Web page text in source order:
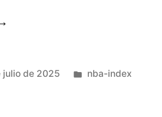
julio de 2025
Publicado
nba-index